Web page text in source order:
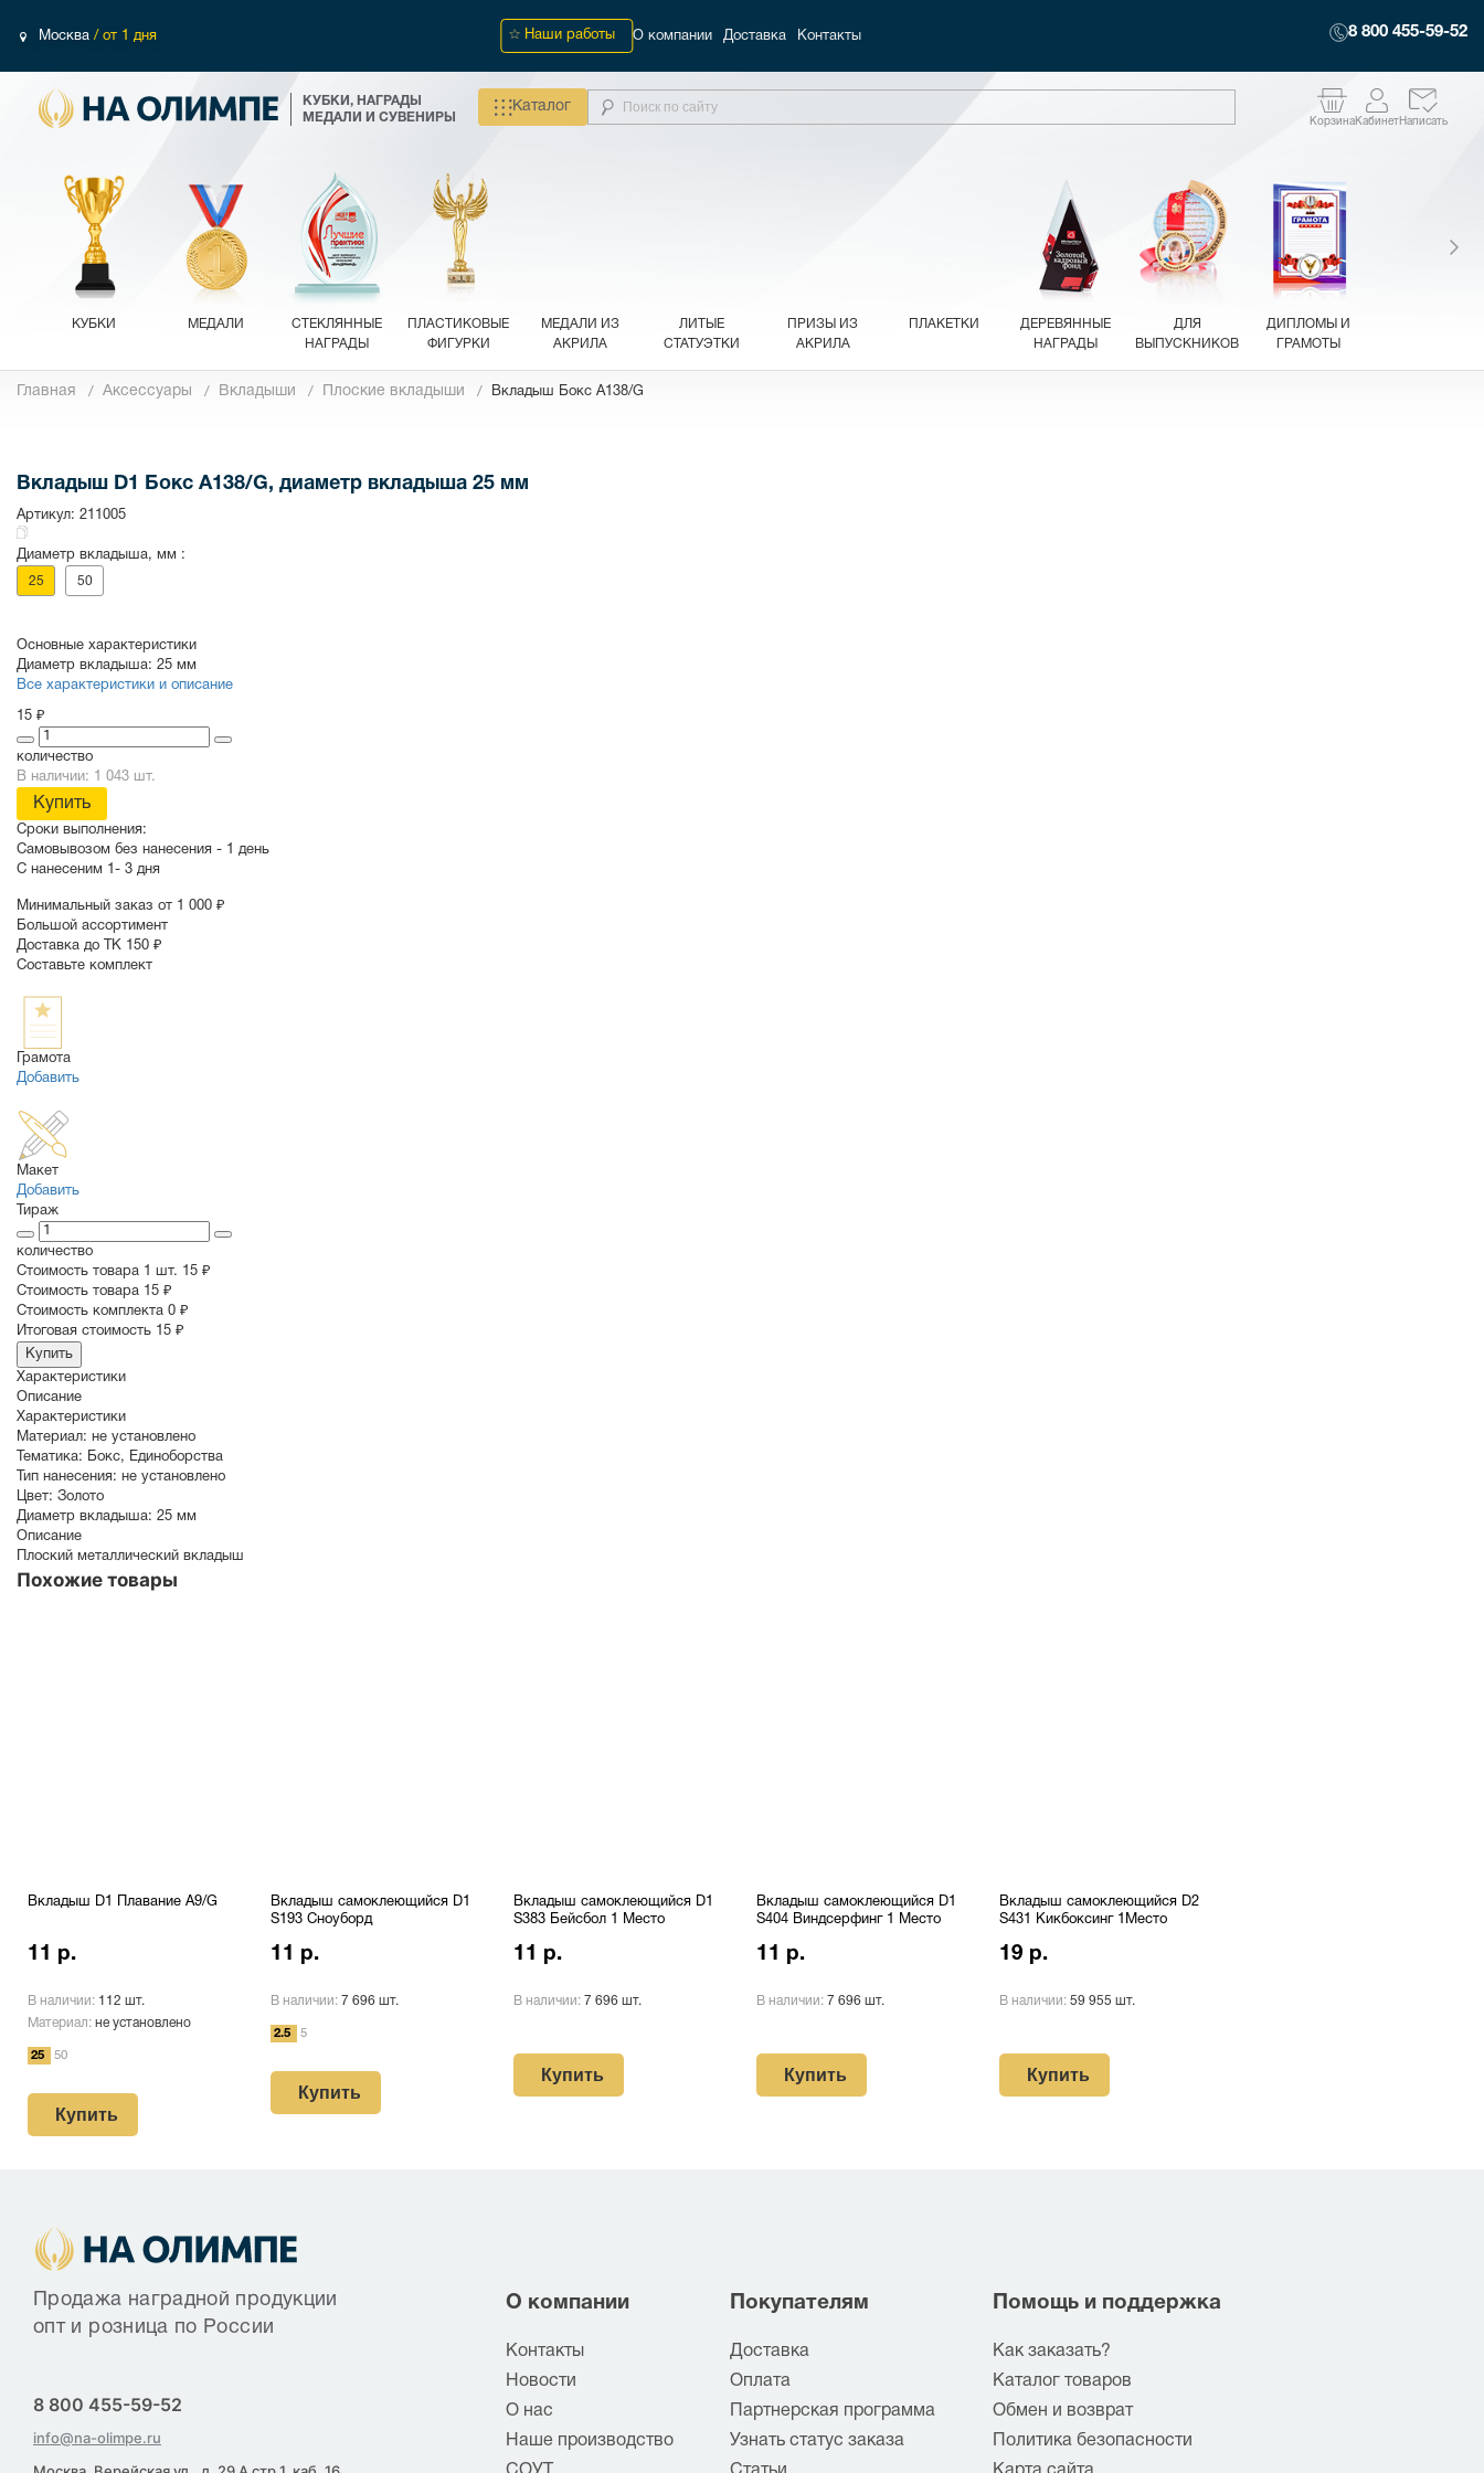
Москва / от 1 дня Наши работы О компании Доставка Контакты 8 800 455-59-52
КУБКИ, НАГРАДЫ
МЕДАЛИ И СУВЕНИРЫ
Каталог
КорзинаКабинетНаписать
КУБКИ МЕДАЛИ
СТЕКЛЯННЫЕ
НАГРАДЫ
ПЛАСТИКОВЫЕ
ФИГУРКИ
МЕДАЛИ ИЗ
АКРИЛА
ЛИТЫЕ
СТАТУЭТКИ
ПРИЗЫ ИЗ
АКРИЛА
ПЛАКЕТКИ
ДЕРЕВЯННЫЕ
НАГРАДЫ
ДЛЯ
ВЫПУСКНИКОВ
ДИПЛОМЫ И
ГРАМОТЫ
СУВЕНИРЫ
Главная Аксессуары Вкладыши Плоские вкладыши Вкладыш Бокс A138/G
Вкладыш D1 Бокс A138/G, диаметр вкладыша 25 мм
Артикул: 211005
Диаметр вкладыша, мм :
25 50
Основные характеристики
Диаметр вкладыша: 25 мм
Все характеристики и описание
15 ₽
количество
В наличии: 1 043 шт.
Купить
Сроки выполнения:
Самовывозом без нанесения - 1 день
С нанесеним 1- 3 дня
Минимальный заказ от 1 000 ₽
Большой ассортимент
Доставка до ТК 150 ₽
Составьте комплект
Грамота
Добавить
Макет
Добавить
Тираж
количество
Стоимость товара 1 шт. 15 ₽
Cтоимость товара 15 ₽
Стоимость комплекта 0 ₽
Итоговая стоимость 15 ₽
Купить
Характеристики
Описание
Характеристики
Материал: не установлено
Тематика: Бокс, Единоборства
Тип нанесения: не установлено
Цвет: Золото
Диаметр вкладыша: 25 мм
Описание
Плоский металлический вкладыш
Похожие товары
Вкладыш D1 Плавание A9/G
11 р.
В наличии: 112 шт.
Материал: не установлено
25 50
Купить
Вкладыш самоклеющийся D1
S193 Сноуборд
11 р.
В наличии: 7 696 шт.
2.5 5
Купить
Вкладыш самоклеющийся D1
S383 Бейсбол 1 Место
11 р.
В наличии: 7 696 шт.
Купить
Вкладыш самоклеющийся D1
S404 Виндсерфинг 1 Место
11 р.
В наличии: 7 696 шт.
Купить
Вкладыш самоклеющийся D2
S431 Кикбоксинг 1Место
19 р.
В наличии: 59 955 шт.
Купить
Продажа наградной продукции
опт и розница по России
8 800 455-59-52
info@na-olimpe.ru
О компании
Контакты
Новости
О нас
Наше производство
Покупателям
Доставка
Оплата
Партнерская программа
Узнать статус заказа
Помощь и поддержка
Как заказать?
Каталог товаров
Обмен и возврат
Политика безопасности